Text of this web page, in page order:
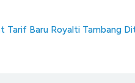
Tarif Baru Royalti Tambang